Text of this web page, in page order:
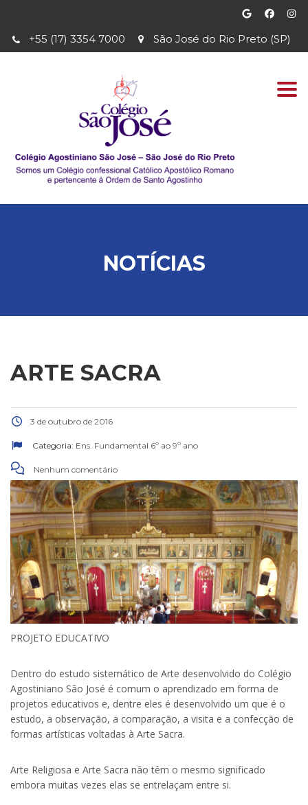
São José do Rio Preto (SP)
+55 (17) 3354 7000
NOTÍCIAS
ARTE SACRA
3 de outubro de 2016
Categoria: Ens. Fundamental 6º ao 9º ano
Nenhum comentário
PROJETO EDUCATIVO
Dentro do estudo sistemático de Arte desenvolvido do Colégio
Agostiniano São José é comum o aprendizado em forma de
projetos educativos e, dentre eles é desenvolvido um que é o
estudo, a observação, a comparação, a visita e a confecção de
formas artísticas voltadas à Arte Sacra.
Arte Religiosa e Arte Sacra não têm o mesmo significado
embora muitas vezes elas se entrelaçam entre si.